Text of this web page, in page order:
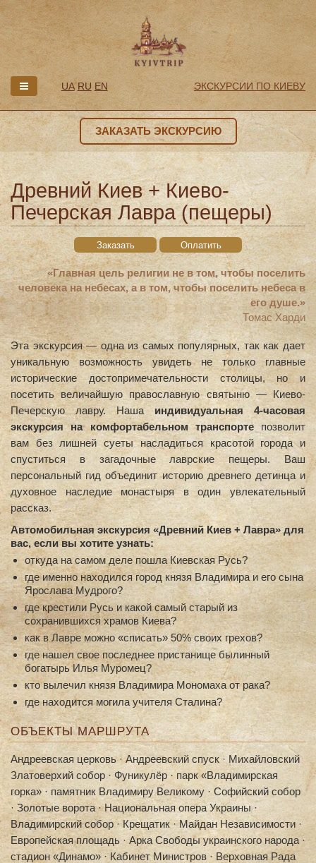
UA RU EN ЭКСКУРСИИ ПО КИЕВУ
ЗАКАЗАТЬ ЭКСКУРСИЮ
Древний Киев + Киево-
Печерская Лавра (пещеры)
Заказать Оплатить
«Главная цель религии не в том, чтобы поселить
человека на небесах, а в том, чтобы поселить небеса в
его душе.»
Томас Харди
Эта экскурсия — одна из самых популярных, так как дает
уникальную возможность увидеть не только главные
исторические достопримечательности столицы, но и
посетить величайшую православную святыню — Киево-
Печерскую лавру. Нашаиндивидуальная 4-часовая
экскурсия на комфортабельном транспортепозволит
вам без лишней суеты насладиться красотой города и
спуститься в загадочные лаврские пещеры. Ваш
персональный гид объединит историю древнего детинца и
духовное наследие монастыря в один увлекательный
рассказ.
Автомобильная экскурсия «Древний Киев + Лавра» для
вас, если вы хотите узнать:
откуда на самом деле пошла Киевская Русь?
где именно находился город князя Владимира и его сына
Ярослава Мудрого?
где крестили Русь и какой самый старый из
сохранившихся храмов Киева?
как в Лавре можно «списать» 50% своих грехов?
где нашел свое последнее пристанище былинный
богатырь Илья Муромец?
кто вылечил князя Владимира Мономаха от рака?
где находится могила учителя Сталина?
ОБЪЕКТЫ МАРШРУТА
Андреевская церковь · Андреевский спуск · Михайловский
Златоверхий собор · Фуникулёр · парк «Владимирская
горка» · памятник Владимиру Великому · Софийский собор
· Золотые ворота · Национальная опера Украины ·
Владимирский собор · Крещатик · Майдан Независимости ·
Европейская площадь · Арка Свободы украинского народа ·
стадион «Динамо» · Кабинет Министров · Верховная Рада